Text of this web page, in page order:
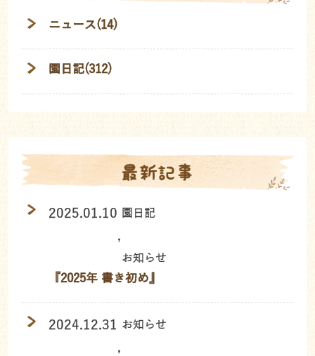
ニュース(14)
園日記(312)
最新記事
2025.01.10 園日記
,
お知らせ
『2025年 書き初め』
2024.12.31 お知らせ
,